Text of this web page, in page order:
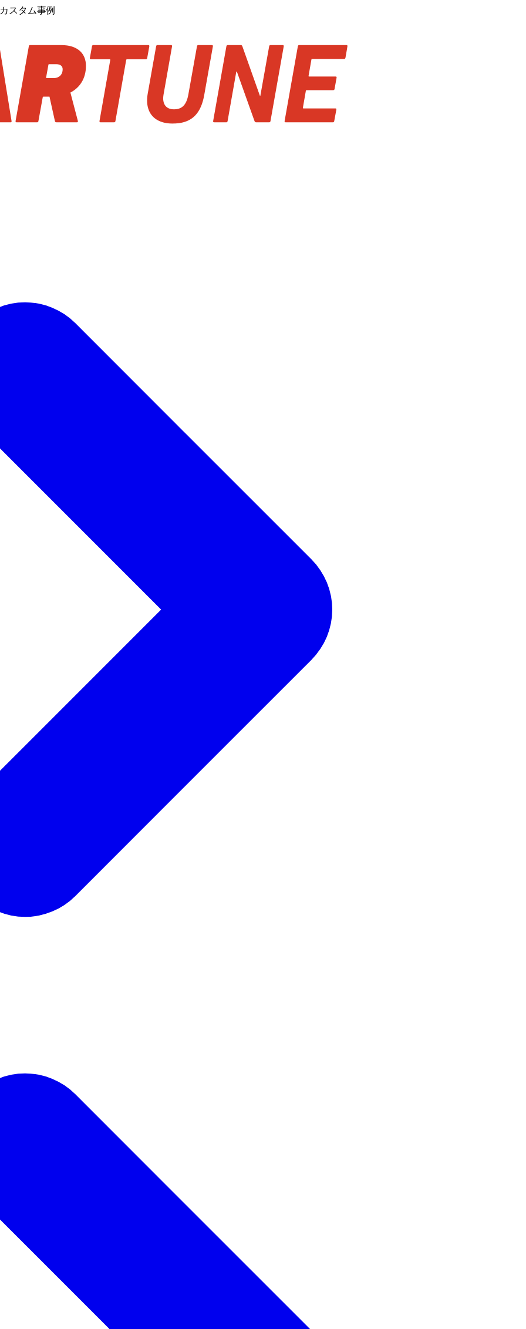
スタム事例